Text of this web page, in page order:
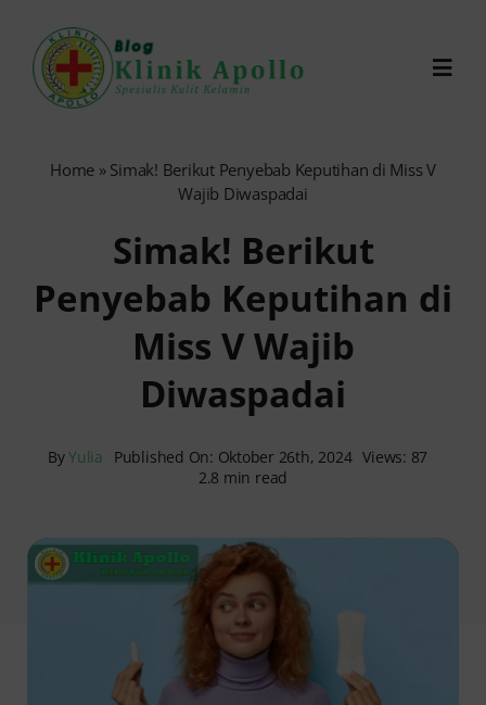
content
Reservasi Online
Home » Simak! Berikut Penyebab Keputihan di Miss V
Wajib Diwaspadai
Simak! Berikut
Penyebab Keputihan di
Miss V Wajib
Diwaspadai
ByYulia Published On: Oktober 26th, 2024 Views: 87
2.8 min read